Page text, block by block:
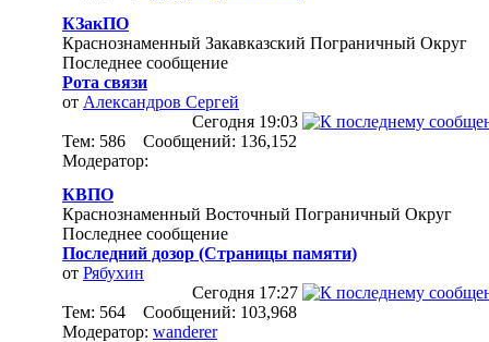
КЗакПО
Краснознаменный Закавказский Пограничный Округ
Последнее сообщение
Рота связи
от Александров Сергей
Сегодня 19:03
Тем: 586 Сообщений: 136,152
Модератор:
КВПО
Краснознаменный Восточный Пограничный Округ
Последнее сообщение
Последний дозор (Страницы памяти)
от Рябухин
Сегодня 17:27
Тем: 564 Сообщений: 103,968
Модератор: wanderer